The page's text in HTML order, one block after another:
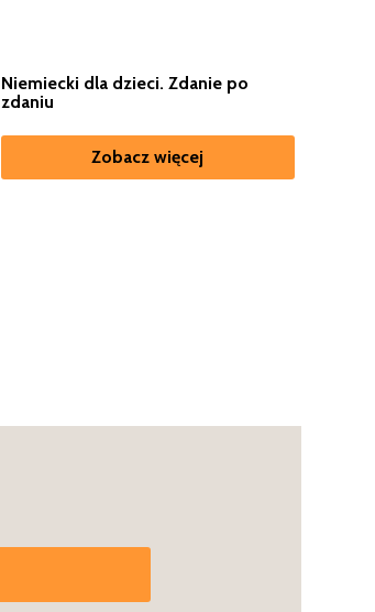
Niemiecki dla dzieci. Zdanie po
zdaniu
Zobacz więcej